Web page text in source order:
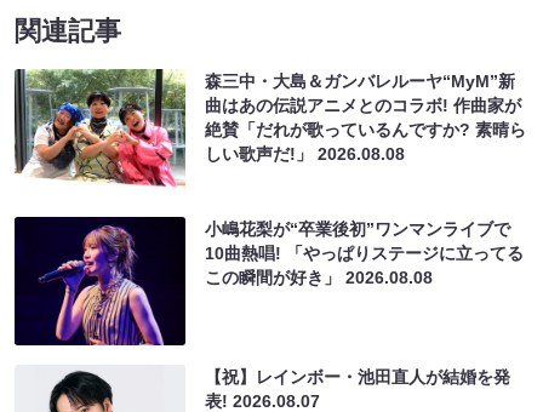
関連記事
森三中・大島＆ガンバレルーヤ“MyM”新
曲はあの伝説アニメとのコラボ! 作曲家が
絶賛「だれが歌っているんですか? 素晴ら
しい歌声だ!」2026.08.08
小嶋花梨が“卒業後初”ワンマンライブで
10曲熱唱! 「やっぱりステージに立ってる
この瞬間が好き」2026.08.08
【祝】レインボー・池田直人が結婚を発
表!2026.08.07